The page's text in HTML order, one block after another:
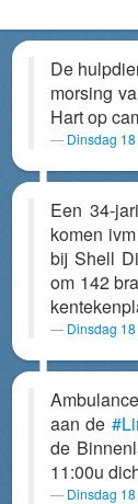
De
morsing
Hart op
Dinsdag
Een 34-
komen
bij Shell
om 142
Dinsdag
aan de
de
11:00u
Dinsdag